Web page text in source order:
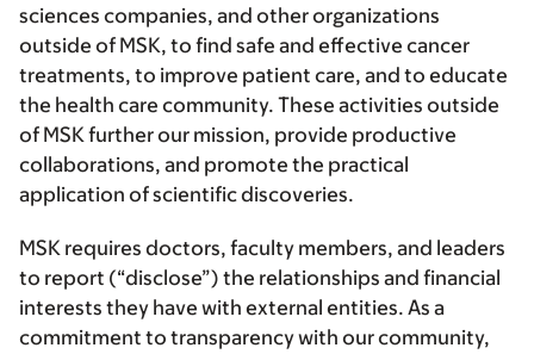
sciences companies, and other organizations
outside of MSK, to find safe and effective cancer
treatments, to improve patient care, and to educate
the health care community. These activities outside
of MSK further our mission, provide productive
collaborations, and promote the practical
application of scientific discoveries.
MSK requires doctors, faculty members, and leaders
to report (“disclose”) the relationships and financial
interests they have with external entities. As a
commitment to transparency with our community,